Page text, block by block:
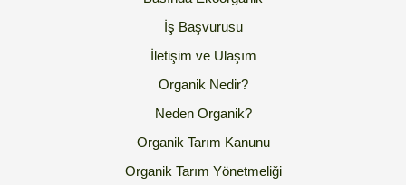
İş Başvurusu
İletişim ve Ulaşım
Organik Nedir?
Neden Organik?
Organik Tarım Kanunu
Organik Tarım Yönetmeliği